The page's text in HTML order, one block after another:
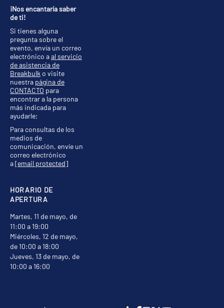
HORARIO DE
APERTURA
Martes, 11 de mayo, de
11:00 a 19:00
Miércoles, 12 de mayo,
de 10:00 a 18:00
Jueves, 13 de mayo, de
10:00 a 16:00
¡Nos encantaría saber
de ti!
Si tienes alguna
pregunta sobre el
evento, envía un correo
electrónico aal servicio
de asistencia de
Breakbulk o visite
nuestra página de
CONTACTO para
encontrar a la persona
más indicada para
ayudarle;
Para consultas de los
medios de
comunicación, envíe un
correo electrónico
a[email protected]